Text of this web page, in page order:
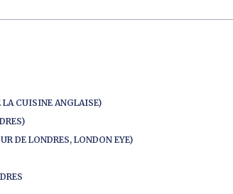
LA CUISINE ANGLAISE)
DE LONDRES, LONDON EYE)